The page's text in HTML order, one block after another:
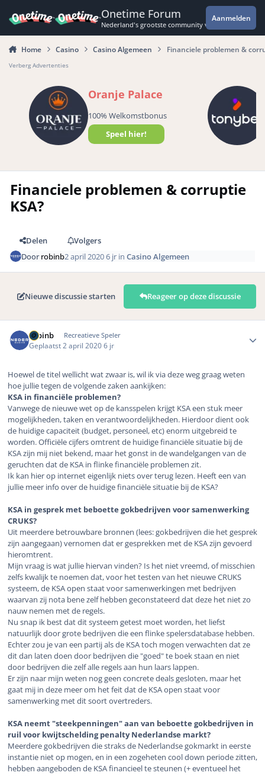
Onetime Forum
Nederland's grootste community voor de
Aanmelden
Home Casino Casino Algemeen Financiele problemen &
Verberg Advertenties
Oranje Palace
100% Welkomstbonus
Speel hier!
Financiele problemen & corruptie
KSA?
Delen
Volgers
Doorrobinb2 april 20206 jr inCasino Algemeen
Nieuwe discussie starten Reageer op deze discussie
robinb Recreatieve Speler
Geplaatst 2 april 20206 jr
Hoewel de titel wellicht wat zwaar is, wil ik via deze weg graag weten
hoe jullie tegen de volgende zaken aankijken:
KSA in financiële problemen?
Vanwege de nieuwe wet op de kansspelen krijgt KSA een stuk meer
mogelijkheden, taken en verantwoordelijkheden. Hierdoor dient ook
de huidige capaciteit (budget, personeel, etc) enorm uitgebreid te
worden. Officiële cijfers omtrent de huidige financiële situatie bij de
KSA zijn mij niet bekend, maar het gonst in de wandelgangen van de
geruchten dat de KSA in flinke financiële problemen zit.
Ik kan hier op internet eigenlijk niets over terug lezen. Heeft een van
jullie meer info over de huidige financiële situatie bij de KSA?
KSA in gesprek met beboette gokbedrijven voor samenwerking
CRUKS?
Uit meerdere betrouwbare bronnen (lees: gokbedrijven die het gesprek
zijn aangegaan) vernomen dat er gesprekken met de KSA zijn gevoerd
hieromtrent.
Mijn vraag is wat jullie hiervan vinden? Is het niet vreemd, of misschien
zelfs kwalijk te noemen dat, voor het testen van het nieuwe CRUKS
systeem, de KSA open staat voor samenwerkingen met bedrijven
waarvan zij nota bene zelf hebben geconstateerd dat deze het niet zo
nauw nemen met de regels.
Nu snap ik best dat dit systeem getest moet worden, het liefst
natuurlijk door grote bedrijven die een flinke spelersdatabase hebben.
Echter zou je van een partij als de KSA toch mogen verwachten dat ze
dit dan laten doen door bedrijven die "goed" te boek staan en niet
door bedrijven die zelf alle regels aan hun laars lappen.
Er zijn naar mijn weten nog geen concrete deals gesloten, maar het
gaat mij in deze meer om het feit dat de KSA open staat voor
samenwerking met dit soort overtreders.
KSA neemt "steekpenningen" aan van beboette gokbedrijven in
ruil voor kwijtschelding penalty Nederlandse markt?
Meerdere gokbedrijven die straks de Nederlandse gokmarkt in eerste
instantie niet op mogen, en in een zogeheten cool down periode zitten,
hebben aangeboden de KSA financieel te steunen (+ eventueel het